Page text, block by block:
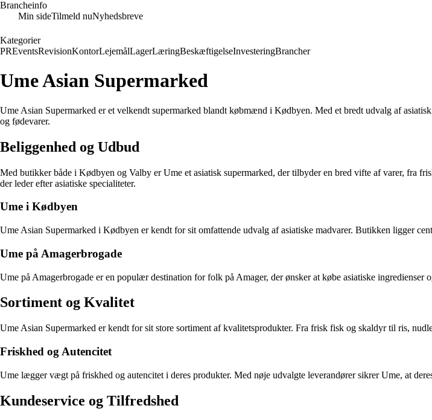
Brancheinfo
Min sideTilmeld nuNyhedsbreve
Kategorier
PREventsRevisionKontorLejemålLagerLæringBeskæftigelseInvesteringBrancher
Ume Asian Supermarked
Ume Asian Supermarked er et velkendt supermarked blandt købmænd i Kødbyen. Med et bredt udvalg af
og fødevarer.
Beliggenhed og Udbud
Med butikker både i Kødbyen og Valby er Ume et asiatisk supermarked, der tilbyder en bred vifte af varer, fra
der leder efter asiatiske specialiteter.
Ume i Kødbyen
Ume Asian Supermarked i Kødbyen er kendt for sit omfattende udvalg af asiatiske madvarer. Butikken ligger
Ume på Amagerbrogade
Ume på Amagerbrogade er en populær destination for folk på Amager, der ønsker at købe asiatiske
Sortiment og Kvalitet
Ume Asian Supermarked er kendt for sit store sortiment af kvalitetsprodukter. Fra frisk fisk og skaldyr til ris,
Friskhed og Autencitet
Ume lægger vægt på friskhed og autencitet i deres produkter. Med nøje udvalgte leverandører sikrer Ume, at
Kundeservice og Tilfredshed